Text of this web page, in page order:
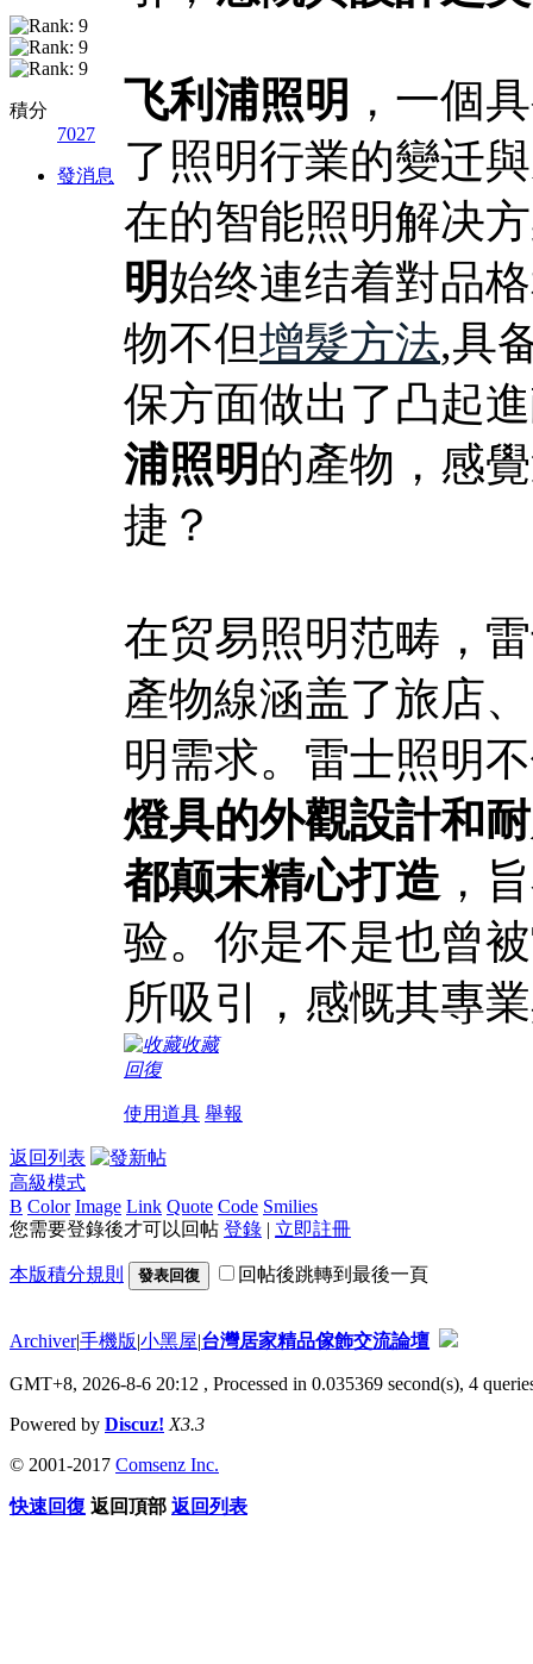
積分
7027
發消息
飞利浦照明 ，一個
了照明行業的變迁
在的智能照明解决
明始终連结着對品
物不但增髮方法,具
保方面做出了凸起
浦照明的產物，感
捷？
在贸易照明范畴，
產物線涵盖了旅店
明需求。雷士照明
燈具的外觀設計和
都颠末精心打造 ，
验。你是不是也曾
所吸引，感慨其專
收藏
回復
使用道具 舉報
返回列表
高級模式
B Color Image Link Quote Code Smilies
您需要登錄後才可以回帖 登錄 | 立即註冊
本版積分規則 發表回復 回帖後跳轉到最後一頁
Archiver|手機版|小黑屋|台灣居家精品傢飾交流論壇
GMT+8, 2026-8-6 20:12 , Processed in 0.035369 second(s), 4
Powered by Discuz! X3.3
© 2001-2017 Comsenz Inc.
快速回復 返回頂部 返回列表